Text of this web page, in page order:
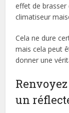
effet de
climatiseur
Cela ne dure
mais cela peut
donner une
un